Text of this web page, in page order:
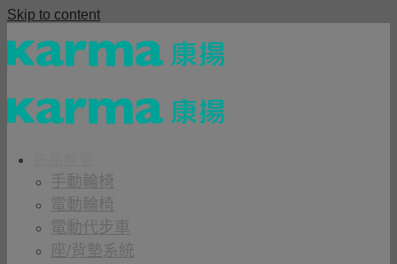
Skip to content
手動輪椅
電動輪椅
電動代步車
座/背墊系統